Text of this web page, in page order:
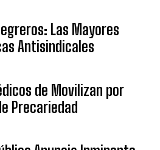
Las Mayores
Antisindicales
de Movilizan por
Precariedad